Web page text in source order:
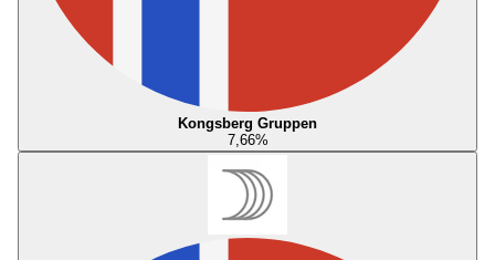
Kongsberg Gruppen
7,66%